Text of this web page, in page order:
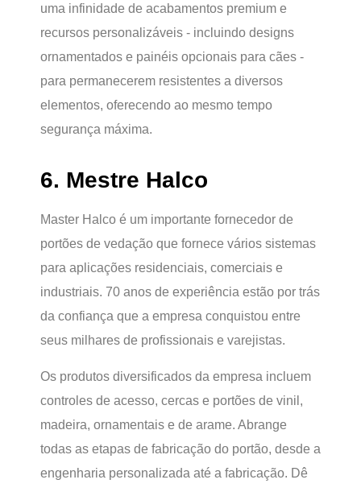
uma infinidade de acabamentos premium e
recursos personalizáveis - incluindo designs
ornamentados e painéis opcionais para cães -
para permanecerem resistentes a diversos
elementos, oferecendo ao mesmo tempo
segurança máxima.
6. Mestre Halco
Master Halco é um importante fornecedor de
portões de vedação que fornece vários sistemas
para aplicações residenciais, comerciais e
industriais. 70 anos de experiência estão por trás
da confiança que a empresa conquistou entre
seus milhares de profissionais e varejistas.
Os produtos diversificados da empresa incluem
controles de acesso, cercas e portões de vinil,
madeira, ornamentais e de arame. Abrange
todas as etapas de fabricação do portão, desde a
engenharia personalizada até a fabricação. Dê